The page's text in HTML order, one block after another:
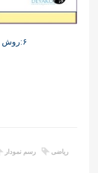
۶:روش هندسی حل معادلات درجه ۲
رسم نمودار
ریاضی